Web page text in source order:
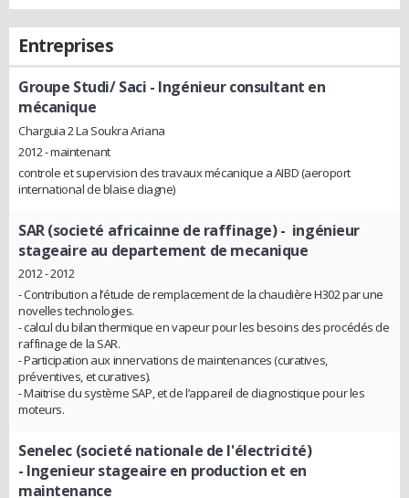
Entreprises
Groupe Studi/ Saci - Ingénieur consultant en
mécanique
Charguia 2 La Soukra Ariana
2012 - maintenant
controle et supervision des travaux mécanique a AIBD (aeroport
international de blaise diagne)
SAR (societé africainne de raffinage)- ingénieur
stageaire au departement de mecanique
2012 - 2012
- Contribution a l’étude de remplacement de la chaudière H302 par une
novelles technologies.
- calcul du bilan thermique en vapeur pour les besoins des procédés de
raffinage de la SAR.
- Participation aux innervations de maintenances (curatives,
préventives, et curatives).
- Maitrise du système SAP, et de l’appareil de diagnostique pour les
moteurs.
Senelec (societé nationale de l'électricité)
- Ingenieur stageaire en production et en
maintenance